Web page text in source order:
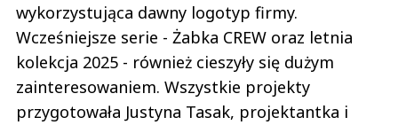
wykorzystująca dawny logotyp firmy.
Wcześniejsze serie - Żabka CREW oraz letnia
kolekcja 2025 - również cieszyły się dużym
zainteresowaniem. Wszystkie projekty
przygotowała Justyna Tasak, projektantka i